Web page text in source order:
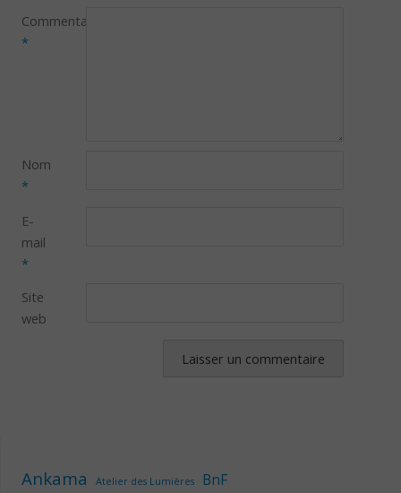
Commentaire
*
Nom
*
E-
mail
*
Site
web
Ankama Atelier des Lumières BnF